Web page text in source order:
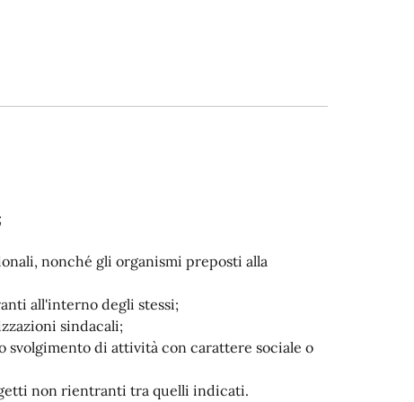
nonché gli organismi preposti alla
all'interno degli stessi;
sindacali;
di attività con carattere sociale o
non rientranti tra quelli indicati.